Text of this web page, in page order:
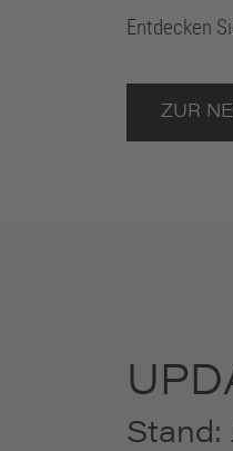
Entdecken
ZUR
Stand: